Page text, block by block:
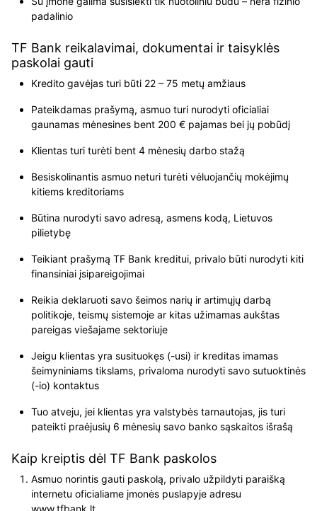
padalinio
TF Bank reikalavimai, dokumentai ir taisyklės
paskolai gauti
Kredito gavėjas turi būti 22 – 75 metų amžiaus
Pateikdamas prašymą, asmuo turi nurodyti oficialiai
gaunamas mėnesines bent 200 € pajamas bei jų pobūdį
Klientas turi turėti bent 4 mėnesių darbo stažą
Besiskolinantis asmuo neturi turėti vėluojančių mokėjimų
kitiems kreditoriams
Būtina nurodyti savo adresą, asmens kodą, Lietuvos
pilietybę
Teikiant prašymą TF Bank kreditui, privalo būti nurodyti kiti
finansiniai įsipareigojimai
Reikia deklaruoti savo šeimos narių ir artimųjų darbą
politikoje, teismų sistemoje ar kitas užimamas aukštas
pareigas viešajame sektoriuje
Jeigu klientas yra susituokęs (-usi) ir kreditas imamas
šeimyniniams tikslams, privaloma nurodyti savo sutuoktinės
(-io) kontaktus
Tuo atveju, jei klientas yra valstybės tarnautojas, jis turi
pateikti praėjusių 6 mėnesių savo banko sąskaitos išrašą
Kaip kreiptis dėl TF Bank paskolos
Asmuo norintis gauti paskolą, privalo užpildyti paraišką
internetu oficialiame įmonės puslapyje adresu
www.tfbank.lt